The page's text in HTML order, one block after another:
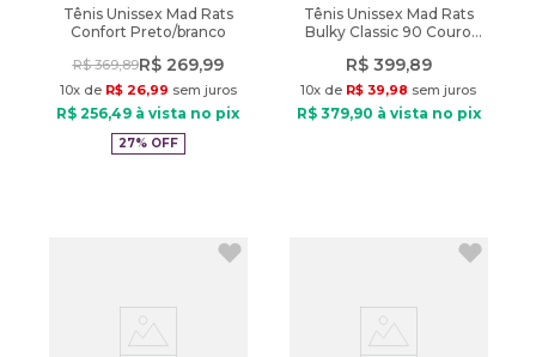
Tênis Unissex Mad Rats
Confort Preto/branco
R$ 369,89R$ 269,99
10x de R$ 26,99 sem juros
R$ 256,49 à vista no pix
27%OFF
Tênis Unissex Mad Rats
Bulky Classic 90 Couro
R$ 399,89
10x de R$ 39,98 sem juros
R$ 379,90 à vista no pix